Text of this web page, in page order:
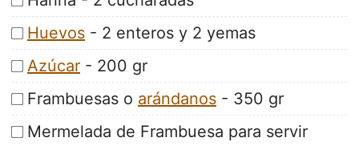
Huevos - 2 enteros y 2 yemas
Azúcar - 200 gr
Frambuesas o arándanos - 350 gr
Mermelada de Frambuesa para servir